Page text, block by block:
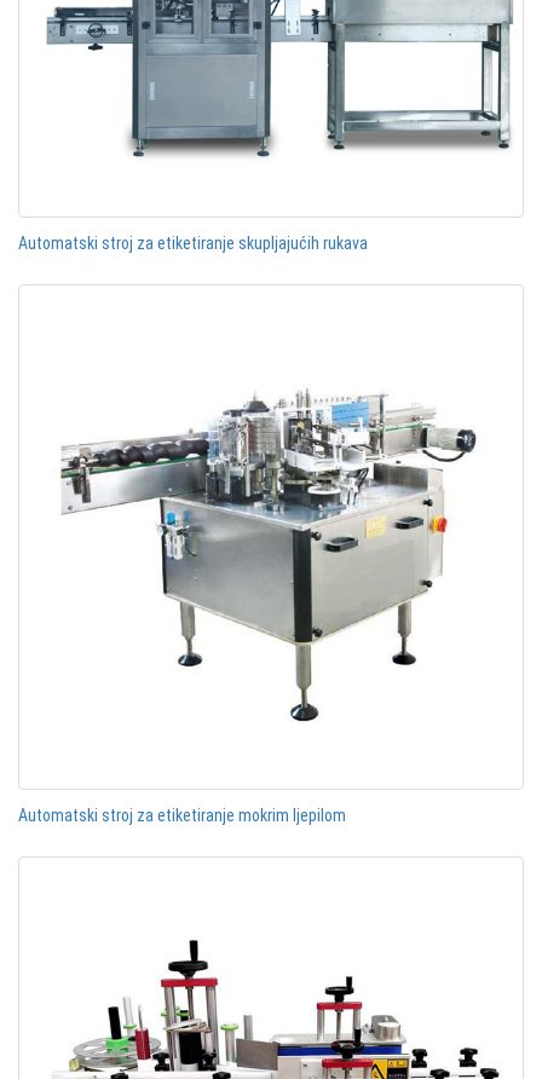
Automatski stroj za etiketiranje skupljajućih rukava
Automatski stroj za etiketiranje mokrim ljepilom